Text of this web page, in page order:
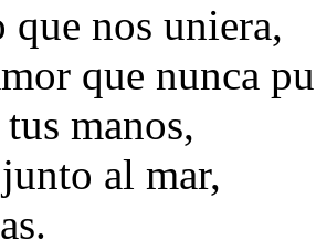
nos uniera,
que nunca
manos,
al mar,